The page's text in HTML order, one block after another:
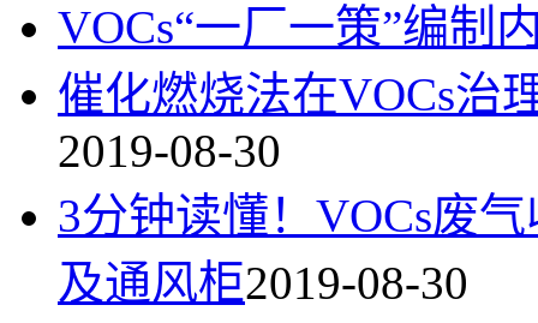
VOCs“一厂一策”编制
催化燃烧法在VOCs治
2019-08-30
3分钟读懂！VOCs废
及通风柜2019-08-30